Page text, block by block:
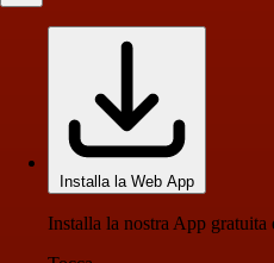
Installa la Web App
Installa la nostra App